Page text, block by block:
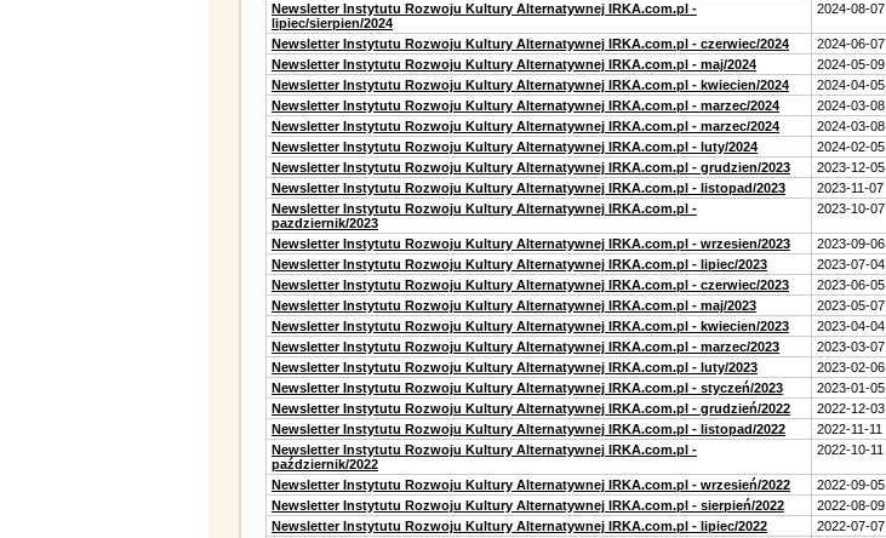
Newsletter Instytutu Rozwoju Kultury Alternatywnej IRKA.com.pl -
lipiec/sierpien/2024
2024-08-07
Newsletter Instytutu Rozwoju Kultury Alternatywnej IRKA.com.pl - czerwiec/2024
2024-06-07
Newsletter Instytutu Rozwoju Kultury Alternatywnej IRKA.com.pl - maj/2024
2024-05-09
Newsletter Instytutu Rozwoju Kultury Alternatywnej IRKA.com.pl - kwiecien/2024
2024-04-05
Newsletter Instytutu Rozwoju Kultury Alternatywnej IRKA.com.pl - marzec/2024
2024-03-08
Newsletter Instytutu Rozwoju Kultury Alternatywnej IRKA.com.pl - marzec/2024
2024-03-08
Newsletter Instytutu Rozwoju Kultury Alternatywnej IRKA.com.pl - luty/2024
2024-02-05
Newsletter Instytutu Rozwoju Kultury Alternatywnej IRKA.com.pl - grudzien/2023
2023-12-05
Newsletter Instytutu Rozwoju Kultury Alternatywnej IRKA.com.pl - listopad/2023
2023-11-07
Newsletter Instytutu Rozwoju Kultury Alternatywnej IRKA.com.pl -
pazdziernik/2023
2023-10-07
Newsletter Instytutu Rozwoju Kultury Alternatywnej IRKA.com.pl - wrzesien/2023
2023-09-06
Newsletter Instytutu Rozwoju Kultury Alternatywnej IRKA.com.pl - lipiec/2023
2023-07-04
Newsletter Instytutu Rozwoju Kultury Alternatywnej IRKA.com.pl - czerwiec/2023
2023-06-05
Newsletter Instytutu Rozwoju Kultury Alternatywnej IRKA.com.pl - maj/2023
2023-05-07
Newsletter Instytutu Rozwoju Kultury Alternatywnej IRKA.com.pl - kwiecien/2023
2023-04-04
Newsletter Instytutu Rozwoju Kultury Alternatywnej IRKA.com.pl - marzec/2023
2023-03-07
Newsletter Instytutu Rozwoju Kultury Alternatywnej IRKA.com.pl - luty/2023
2023-02-06
Newsletter Instytutu Rozwoju Kultury Alternatywnej IRKA.com.pl - styczeń/2023
2023-01-05
Newsletter Instytutu Rozwoju Kultury Alternatywnej IRKA.com.pl - grudzień/2022
2022-12-03
Newsletter Instytutu Rozwoju Kultury Alternatywnej IRKA.com.pl - listopad/2022
2022-11-11
Newsletter Instytutu Rozwoju Kultury Alternatywnej IRKA.com.pl -
październik/2022
2022-10-11
Newsletter Instytutu Rozwoju Kultury Alternatywnej IRKA.com.pl - wrzesień/2022
2022-09-05
Newsletter Instytutu Rozwoju Kultury Alternatywnej IRKA.com.pl - sierpień/2022
2022-08-09
Newsletter Instytutu Rozwoju Kultury Alternatywnej IRKA.com.pl - lipiec/2022
2022-07-07